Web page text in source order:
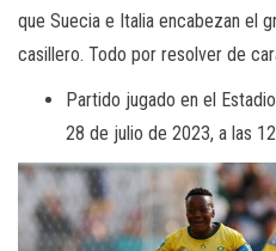
que Suecia e Italia encabezan el
casillero. Todo por resolver de
Partido jugado en el
28 de julio de 2023, a las